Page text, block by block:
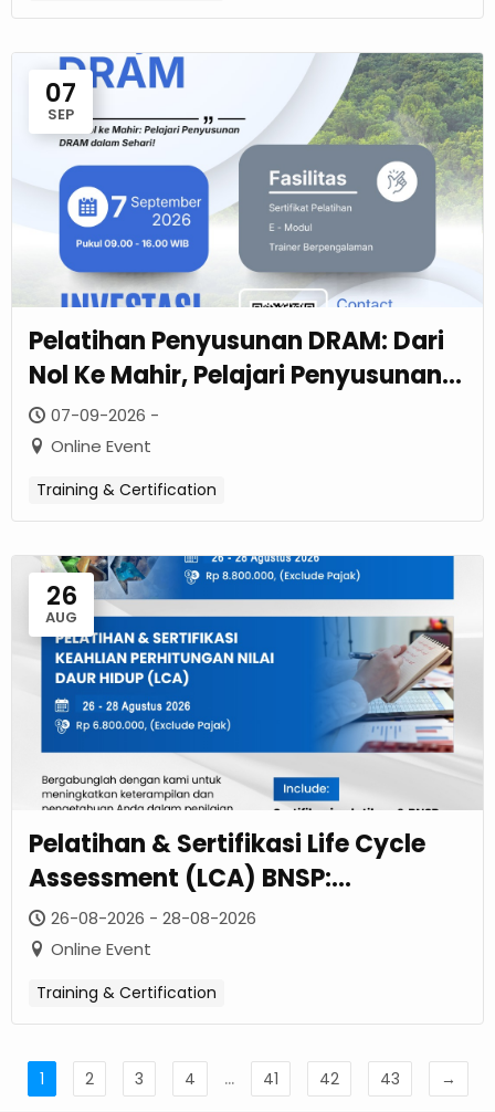
07
SEP
Pelatihan Penyusunan DRAM: Dari
Nol Ke Mahir, Pelajari Penyusunan
DRAM Dalam Sehari! – September
2026
07-09-2026 -
Online Event
Training & Certification
26
AUG
Pelatihan & Sertifikasi Life Cycle
Assessment (LCA) BNSP:
Tingkatkan Keahlian Penilaian
Keberlanjutan Sumber Daya Alam
26-08-2026 - 28-08-2026
Online Event
Training & Certification
1 2 3 4 ... 41 42 43 →